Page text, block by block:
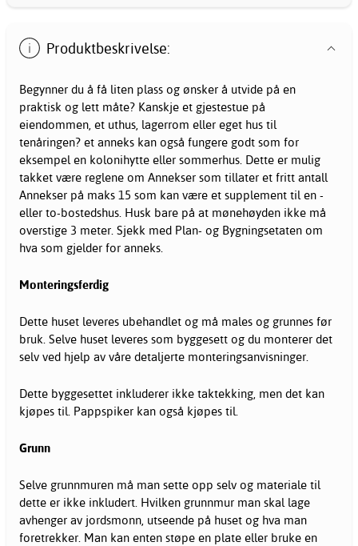
Produktbeskrivelse:
Begynner du å få liten plass og ønsker å utvide på en
praktisk og lett måte? Kanskje et gjestestue på
eiendommen, et uthus, lagerrom eller eget hus til
tenåringen? et anneks kan også fungere godt som for
eksempel en kolonihytte eller sommerhus. Dette er mulig
takket være reglene om Annekser som tillater et fritt antall
Annekser på maks 15 som kan være et supplement til en -
eller to-bostedshus. Husk bare på at mønehøyden ikke må
overstige 3 meter. Sjekk med Plan- og Bygningsetaten om
hva som gjelder for anneks.
Monteringsferdig
Dette huset leveres ubehandlet og må males og grunnes før
bruk. Selve huset leveres som byggesett og du monterer det
selv ved hjelp av våre detaljerte monteringsanvisninger.
Dette byggesettet inkluderer ikke taktekking, men det kan
kjøpes til. Pappspiker kan også kjøpes til.
Grunn
Selve grunnmuren må man sette opp selv og materiale til
dette er ikke inkludert. Hvilken grunnmur man skal lage
avhenger av jordsmonn, utseende på huset og hva man
foretrekker. Man kan enten støpe en plate eller bruke en